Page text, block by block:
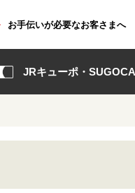
お手伝いが必要なお客さまへ
JRキューポ・